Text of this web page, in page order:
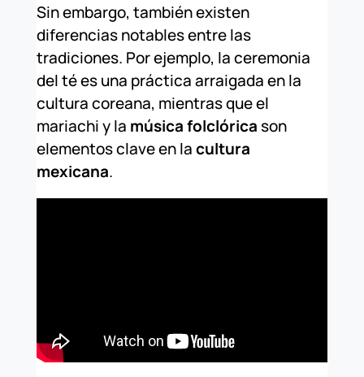
Sin embargo, también existen
diferencias notables entre las
tradiciones. Por ejemplo, la ceremonia
del té es una práctica arraigada en la
cultura coreana, mientras que el
mariachi y la música folclórica son
elementos clave en lacultura
mexicana.